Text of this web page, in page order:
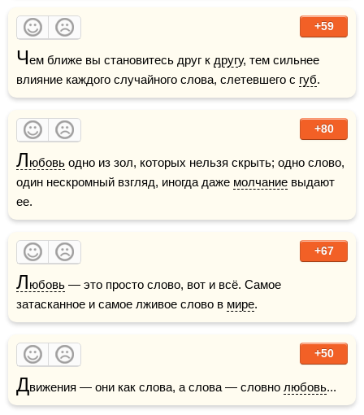
+59
Чем ближе вы становитесь друг к другу, тем сильнее
влияние каждого случайного слова, слетевшего с губ.
+80
Любовь одно из зол, которых нельзя скрыть; одно слово,
один нескромный взгляд, иногда даже молчание выдают
ее.
+67
Любовь — это просто слово, вот и всё. Самое
затасканное и самое лживое слово в мире.
+50
Движения — они как слова, а слова — словно любовь...